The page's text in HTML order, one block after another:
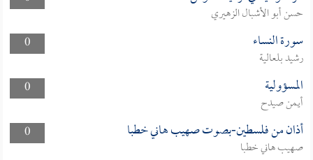
حسن أبو الأشبال الزهيري
0
سورة النساء
رشيد بلعالية
0
المسؤولية
أيمن صيدح
0
أذان من فلسطين-بصوت صهيب هاني خطبا
صهيب هاني خطبا